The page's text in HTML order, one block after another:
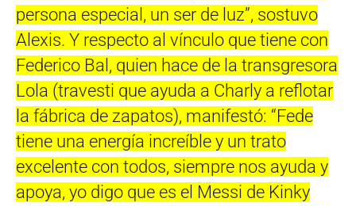
persona especial, un ser de luz”, sostuvo
Alexis. Y respecto al vínculo que tiene con
Federico Bal, quien hace de la transgresora
Lola (travesti que ayuda a Charly a reflotar
la fábrica de zapatos), manifestó: “Fede
tiene una energía increíble y un trato
excelente con todos, siempre nos ayuda y
apoya, yo digo que es el Messi de Kinky